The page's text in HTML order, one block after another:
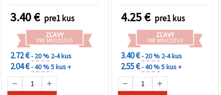
kreatívne zalievanie,
zafírovo modrá, 4 × 1,9 ×
2,8 cm
3.40€ pre1 kus
ZĽAVY
PRE MNOŽSTVO
2.72 €- 20 % 2-4 kus
2.04 €- 40 %5 kus +
zalievanie do
epoxidovej/UV živice, DIY
živicové umenie, výroba
šperkov a kreatívne hobby
4.25€ pre1 kus
ZĽAVY
PRE MNOŽSTVO
3.40 €- 20 % 2-4 kus
2.55 €- 40 %5 kus +